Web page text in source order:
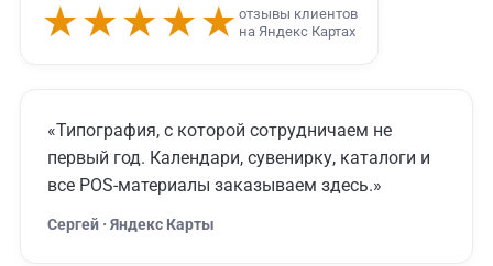
★★★★★ отзывы клиентов
на Яндекс Картах
«Типография, с которой сотрудничаем не
первый год. Календари, сувенирку, каталоги и
все POS-материалы заказываем здесь.»
Сергей · Яндекс Карты